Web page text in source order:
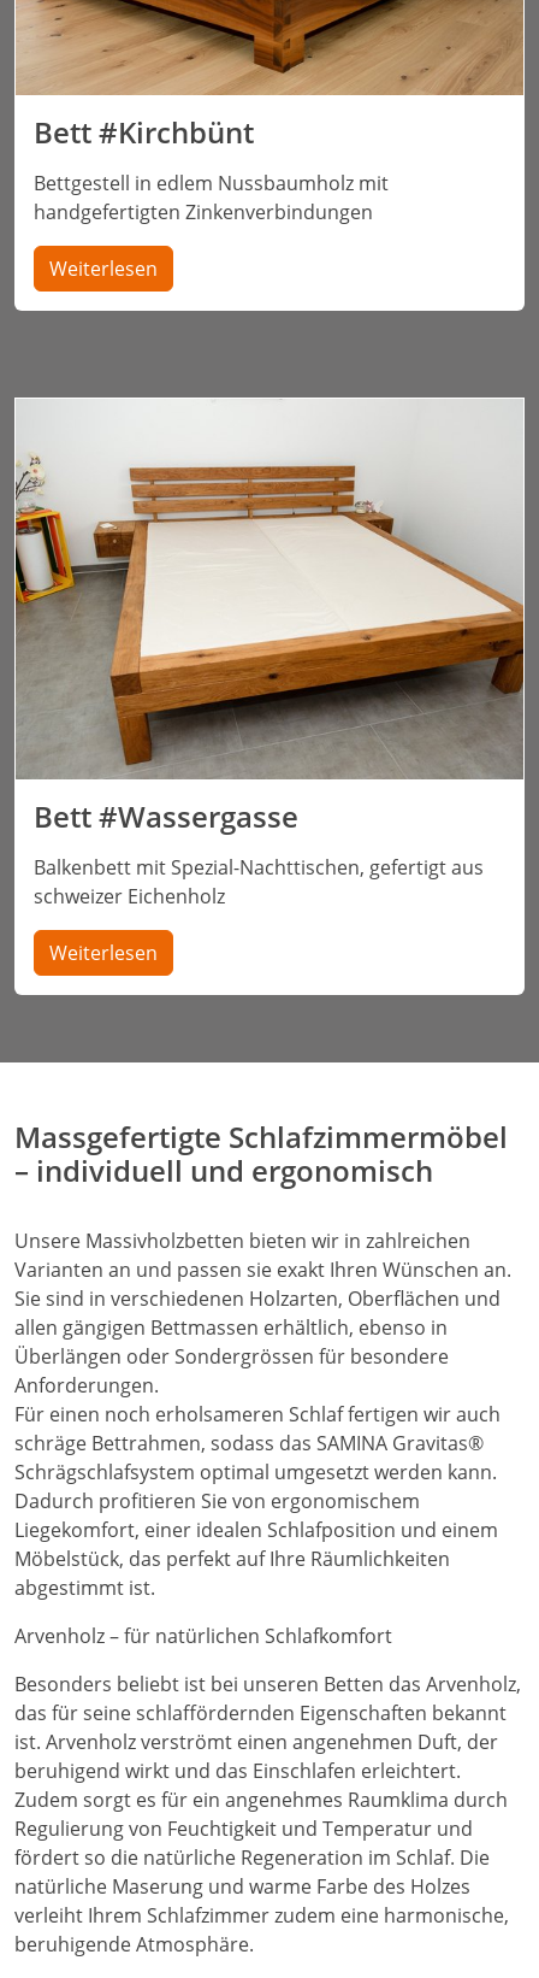
Bett #Kirchbünt
Bettgestell in edlem Nussbaumholz mit
handgefertigten Zinkenverbindungen
Weiterlesen
Bett #Wassergasse
Balkenbett mit Spezial-Nachttischen, gefertigt aus
schweizer Eichenholz
Weiterlesen
Massgefertigte Schlafzimmermöbel
– individuell und ergonomisch
Unsere Massivholzbetten bieten wir in zahlreichen
Varianten an und passen sie exakt Ihren Wünschen an.
Sie sind in verschiedenen Holzarten, Oberflächen und
allen gängigen Bettmassen erhältlich, ebenso in
Überlängen oder Sondergrössen für besondere
Anforderungen.
Für einen noch erholsameren Schlaf fertigen wir auch
schräge Bettrahmen, sodass das SAMINA Gravitas®
Schrägschlafsystem optimal umgesetzt werden kann.
Dadurch profitieren Sie von ergonomischem
Liegekomfort, einer idealen Schlafposition und einem
Möbelstück, das perfekt auf Ihre Räumlichkeiten
abgestimmt ist.
Arvenholz – für natürlichen Schlafkomfort
Besonders beliebt ist bei unseren Betten das Arvenholz,
das für seine schlaffördernden Eigenschaften bekannt
ist. Arvenholz verströmt einen angenehmen Duft, der
beruhigend wirkt und das Einschlafen erleichtert.
Zudem sorgt es für ein angenehmes Raumklima durch
Regulierung von Feuchtigkeit und Temperatur und
fördert so die natürliche Regeneration im Schlaf. Die
natürliche Maserung und warme Farbe des Holzes
verleiht Ihrem Schlafzimmer zudem eine harmonische,
beruhigende Atmosphäre.